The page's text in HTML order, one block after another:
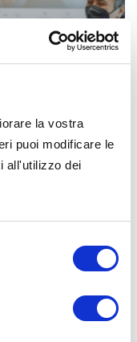
la vostra
puoi modificare le
all'utilizzo dei
Elena